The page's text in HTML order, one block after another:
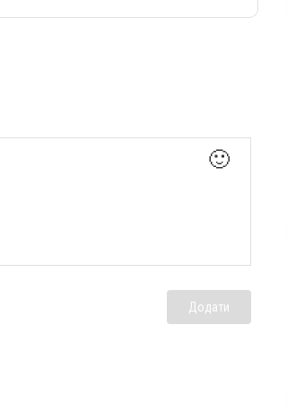
🙂
Додати